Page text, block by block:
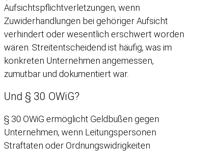
Aufsichtspflichtverletzungen, wenn
Zuwiderhandlungen bei gehöriger Aufsicht
verhindert oder wesentlich erschwert worden
wären. Streitentscheidend ist häufig, was im
konkreten Unternehmen angemessen,
zumutbar und dokumentiert war.
Und § 30 OWiG?
§ 30 OWiG ermöglicht Geldbußen gegen
Unternehmen, wenn Leitungspersonen
Straftaten oder Ordnungswidrigkeiten